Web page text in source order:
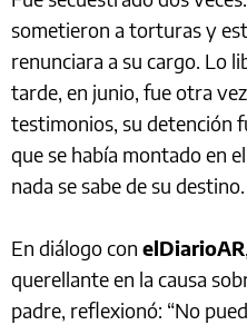
sometieron a torturas y
renunciara a su cargo. Lo
tarde, en junio, fue otra
testimonios, su detención
que se había montado en
nada se sabe de su destino.
En diálogo con elDiarioAR
querellante en la causa
padre, reflexionó: “No